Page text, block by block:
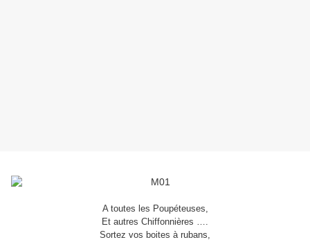
A toutes les Poupéteuses,
Et autres Chiffonnières ….
Sortez vos boites à rubans,